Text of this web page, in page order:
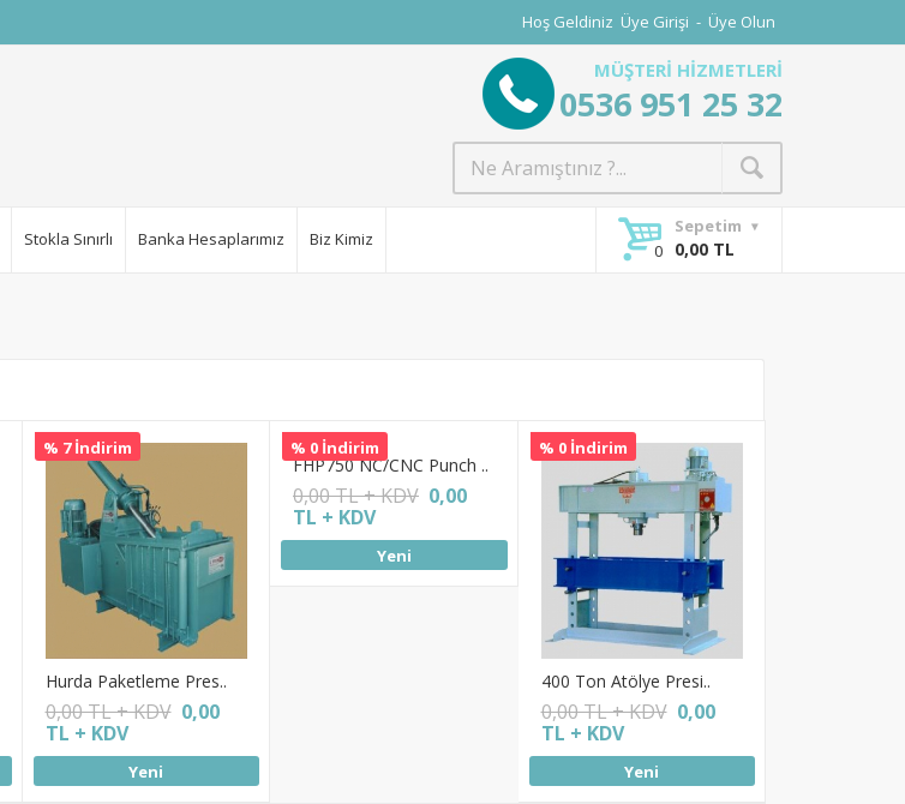
Hoş Geldiniz Üye Girişi - Üye Olun
MÜŞTERİ HİZMETLERİ
0536 951 25 32
Stokla Sınırlı Banka Hesaplarımız Biz Kimiz
Sepetim
0,00 TL
Hurda Paketleme Pres..
0,00 TL + KDV 0,00
TL + KDV
Yeni
% 7 İndirim
FHP750 NC/CNC Punch ..
0,00 TL + KDV 0,00
TL + KDV
Yeni
% 0 İndirim
400 Ton Atölye Presi..
0,00 TL + KDV 0,00
TL + KDV
Yeni
% 0 İndirim